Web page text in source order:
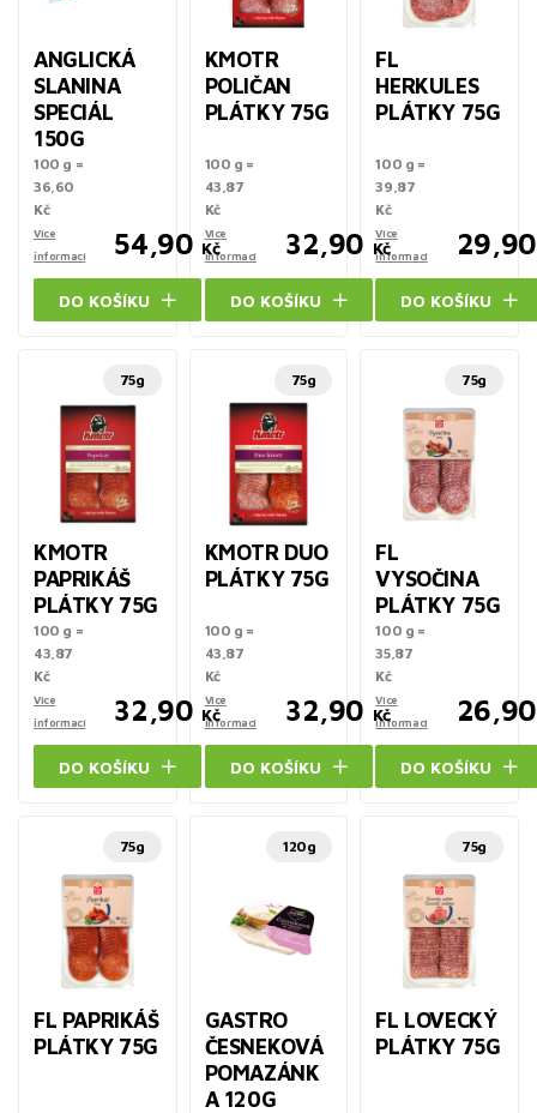
ANGLICKÁ
SLANINA
SPECIÁL
150G
100 g =
36,60
Kč
Více
informací
54,90 Kč
DO KOŠÍKU
KMOTR
POLIČAN
PLÁTKY 75G
100 g =
43,87
Kč
Více
informací
32,90 Kč
DO KOŠÍKU
FL
HERKULES
PLÁTKY 75G
100 g =
39,87
Kč
Více
informací
29,90
DO KOŠÍKU
75g
KMOTR
PAPRIKÁŠ
PLÁTKY 75G
100 g =
43,87
Kč
Více
informací
32,90 Kč
DO KOŠÍKU
75g
KMOTR DUO
PLÁTKY 75G
100 g =
43,87
Kč
Více
informací
32,90 Kč
DO KOŠÍKU
75g
FL
VYSOČINA
PLÁTKY 75G
100 g =
35,87
Kč
Více
informací
26,90
DO KOŠÍKU
75g
FL PAPRIKÁŠ
PLÁTKY 75G
120g
GASTRO
ČESNEKOVÁ
POMAZÁNK
A 120G
75g
FL LOVECKÝ
PLÁTKY 75G